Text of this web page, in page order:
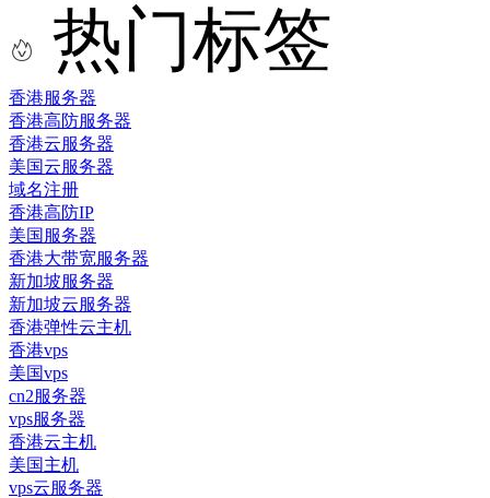
热门标签
香港服务器
香港高防服务器
香港云服务器
美国云服务器
域名注册
香港高防IP
美国服务器
香港大带宽服务器
新加坡服务器
新加坡云服务器
香港弹性云主机
香港vps
美国vps
cn2服务器
vps服务器
香港云主机
美国主机
vps云服务器